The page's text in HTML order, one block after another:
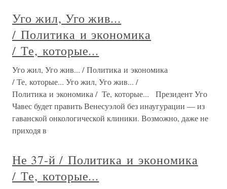
Уго жил, Уго жив...
/ Политика и экономика
/ Те, которые...
Уго жил, Уго жив... / Политика и экономика
/ Те, которые... Уго жил, Уго жив... /
Политика и экономика / Те, которые... Президент Уго
Чавес будет править Венесуэлой без инаугурации — из
гаванской онкологической клиники. Возможно, даже не
приходя в
Не 37-й / Политика и экономика
/ Те, которые...